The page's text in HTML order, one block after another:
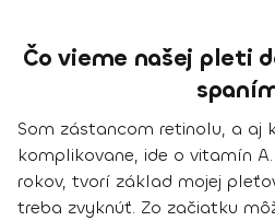
Čo vieme našej pleti
Som zástancom retinolu, a aj
komplikovane, ide o vitamín
rokov, tvorí základ mojej
treba zvyknúť. Zo začiatku